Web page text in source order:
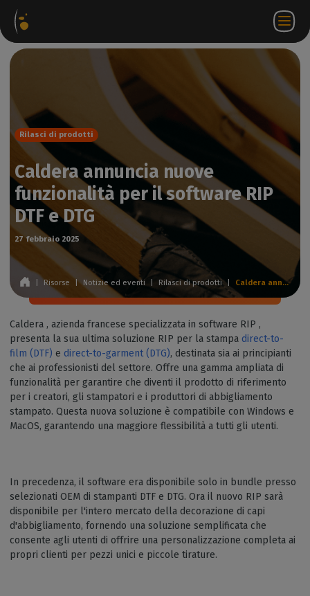
IT
Rilasci di prodotti
Caldera annuncia nuove
funzionalità per il software RIP
DTF e DTG
27 febbraio 2025
Risorse | Notizie ed eventi Rilasci di prodotti Caldera annuncia nuove funzionalità per il software RIP DTF e DTG
Caldera , azienda francese specializzata in software RIP ,
presenta la sua ultima soluzione RIP per la stampa direct-to-
film (DTF) e direct-to-garment (DTG), destinata sia ai principianti
che ai professionisti del settore. Offre una gamma ampliata di
funzionalità per garantire che diventi il prodotto di riferimento
per i creatori, gli stampatori e i produttori di abbigliamento
stampato. Questa nuova soluzione è compatibile con Windows e
MacOS, garantendo una maggiore flessibilità a tutti gli utenti.
In precedenza, il software era disponibile solo in bundle presso
selezionati OEM di stampanti DTF e DTG. Ora il nuovo RIP sarà
disponibile per l'intero mercato della decorazione di capi
d'abbigliamento, fornendo una soluzione semplificata che
consente agli utenti di offrire una personalizzazione completa ai
propri clienti per pezzi unici e piccole tirature.